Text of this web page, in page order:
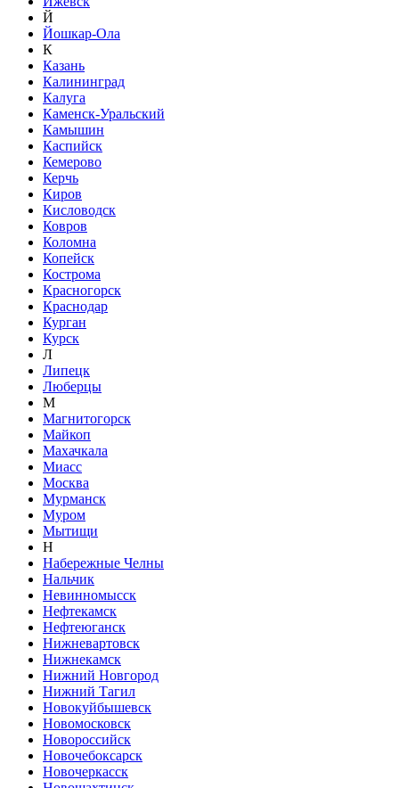
Й
Йошкар-Ола
К
Казань
Калининград
Калуга
Каменск-Уральский
Камышин
Каспийск
Кемерово
Керчь
Киров
Кисловодск
Ковров
Коломна
Копейск
Кострома
Красногорск
Краснодар
Курган
Курск
Л
Липецк
Люберцы
М
Магнитогорск
Майкоп
Махачкала
Миасс
Москва
Мурманск
Муром
Мытищи
Н
Набережные Челны
Нальчик
Невинномысск
Нефтекамск
Нефтеюганск
Нижневартовск
Нижнекамск
Нижний Новгород
Нижний Тагил
Новокуйбышевск
Новомосковск
Новороссийск
Новочебоксарск
Новочеркасск